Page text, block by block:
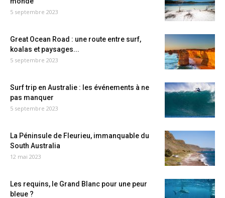
5 septembre 2023
Great Ocean Road : une route entre surf,
koalas et paysages...
5 septembre 2023
Surf trip en Australie : les événements à ne
pas manquer
5 septembre 2023
La Péninsule de Fleurieu, immanquable du
South Australia
12 mai 2023
Les requins, le Grand Blanc pour une peur
bleue ?